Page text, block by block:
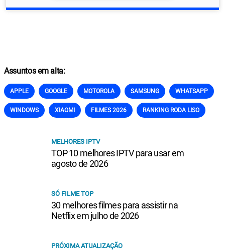
Assuntos em alta:
APPLE GOOGLE MOTOROLA SAMSUNG WHATSAPP
WINDOWS XIAOMI FILMES 2026 RANKING RODA LISO
MELHORES IPTV
TOP 10 melhores IPTV para usar em
agosto de 2026
SÓ FILME TOP
30 melhores filmes para assistir na
Netflix em julho de 2026
PRÓXIMA ATUALIZAÇÃO